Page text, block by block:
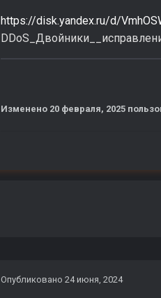
https://disk.yandex.ru/d/
Изменено 20 февраля, 2025
Опубликовано 24 июня, 2024